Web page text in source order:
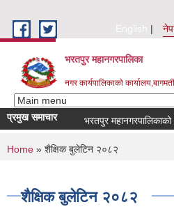
English
भरतपुर महानगरपालिका
नगर कार्यपालिकाको
प्रमुख समाचार भरतपुर महानगरपालिकाको
You are here
Home » शैक्षिक बुलेटिन २०८२
शैक्षिक बुलेटिन २०८२